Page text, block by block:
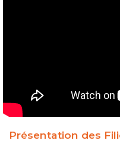
Présentation des